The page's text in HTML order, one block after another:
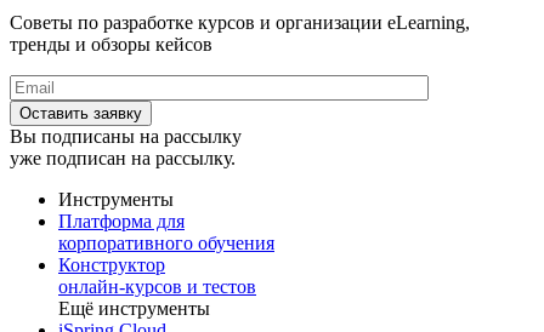
Советы по разработке курсов и организации eLearning,
тренды и обзоры кейсов
Вы подписаны на рассылку
уже подписан на рассылку.
Инструменты
Платформа для
корпоративного обучения
Конструктор
онлайн-курсов и тестов
Ещё инструменты